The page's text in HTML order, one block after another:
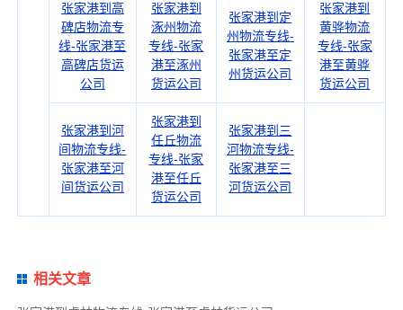
张家港到高
碑店物流专
线-张家港至
高碑店货运
公司
张家港到
涿州物流
专线-张家
港至涿州
货运公司
张家港到定
州物流专线-
张家港至定
州货运公司
张家港到
黄骅物流
专线-张家
港至黄骅
货运公司
张家港到河
间物流专线-
张家港至河
间货运公司
张家港到
任丘物流
专线-张家
港至任丘
货运公司
张家港到三
河物流专线-
张家港至三
河货运公司
相关文章